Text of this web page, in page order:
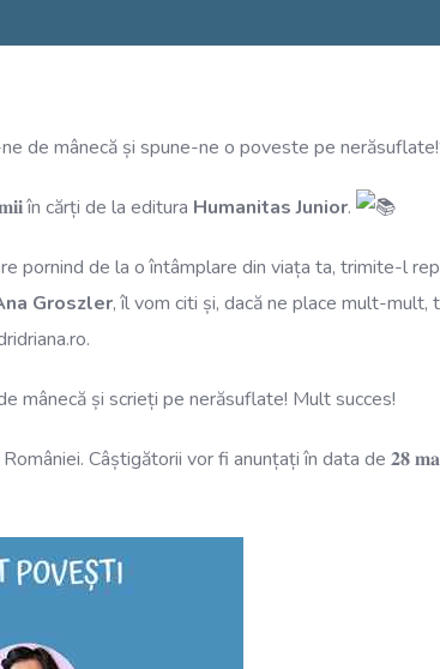
ne de mânecă și spune-ne o poveste pe
în cărți de la editura Humanitas Junior.
pornind de la o întâmplare din viața ta, trimite-l
Groszler, îl vom citi și, dacă ne place mult-
mânecă și scrieți pe nerăsuflate! Mult succes!
Câștigătorii vor fi anunțați în data de 𝟐𝟖